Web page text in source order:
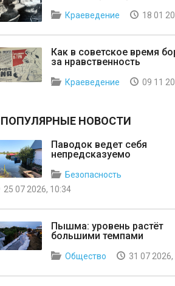
Краеведение 18 01
Как в советское время
за нравственность
Краеведение 09 11
ПОПУЛЯРНЫЕ НОВОСТИ
Паводок ведет себя
непредсказуемо
Безопасность
25 07 2026, 10:34
Пышма: уровень растёт
большими темпами
Общество 31 07